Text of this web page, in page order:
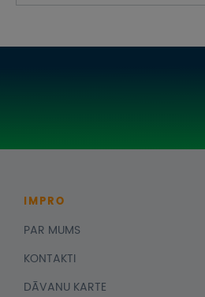
IMPRO
PAR MUMS
KONTAKTI
DĀVANU KARTE